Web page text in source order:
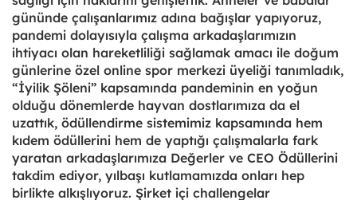
gününde çalışanlarımız adına bağışlar yapıyoruz,
pandemi dolayısıyla çalışma arkadaşlarımızın
ihtiyacı olan hareketliliği sağlamak amacı ile doğum
günlerine özel online spor merkezi üyeliği tanımladık,
“İyilik Şöleni” kapsamında pandeminin en yoğun
olduğu dönemlerde hayvan dostlarımıza da el
uzattık, ödüllendirme sistemimiz kapsamında hem
kıdem ödüllerini hem de yaptığı çalışmalarla fark
yaratan arkadaşlarımıza Değerler ve CEO Ödüllerini
takdim ediyor, yılbaşı kutlamamızda onları hep
birlikte alkışlıyoruz. Şirket içi challengelar